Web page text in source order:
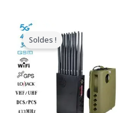
Soldes !
prix
original
était
:
$1,539.00.$839.99.